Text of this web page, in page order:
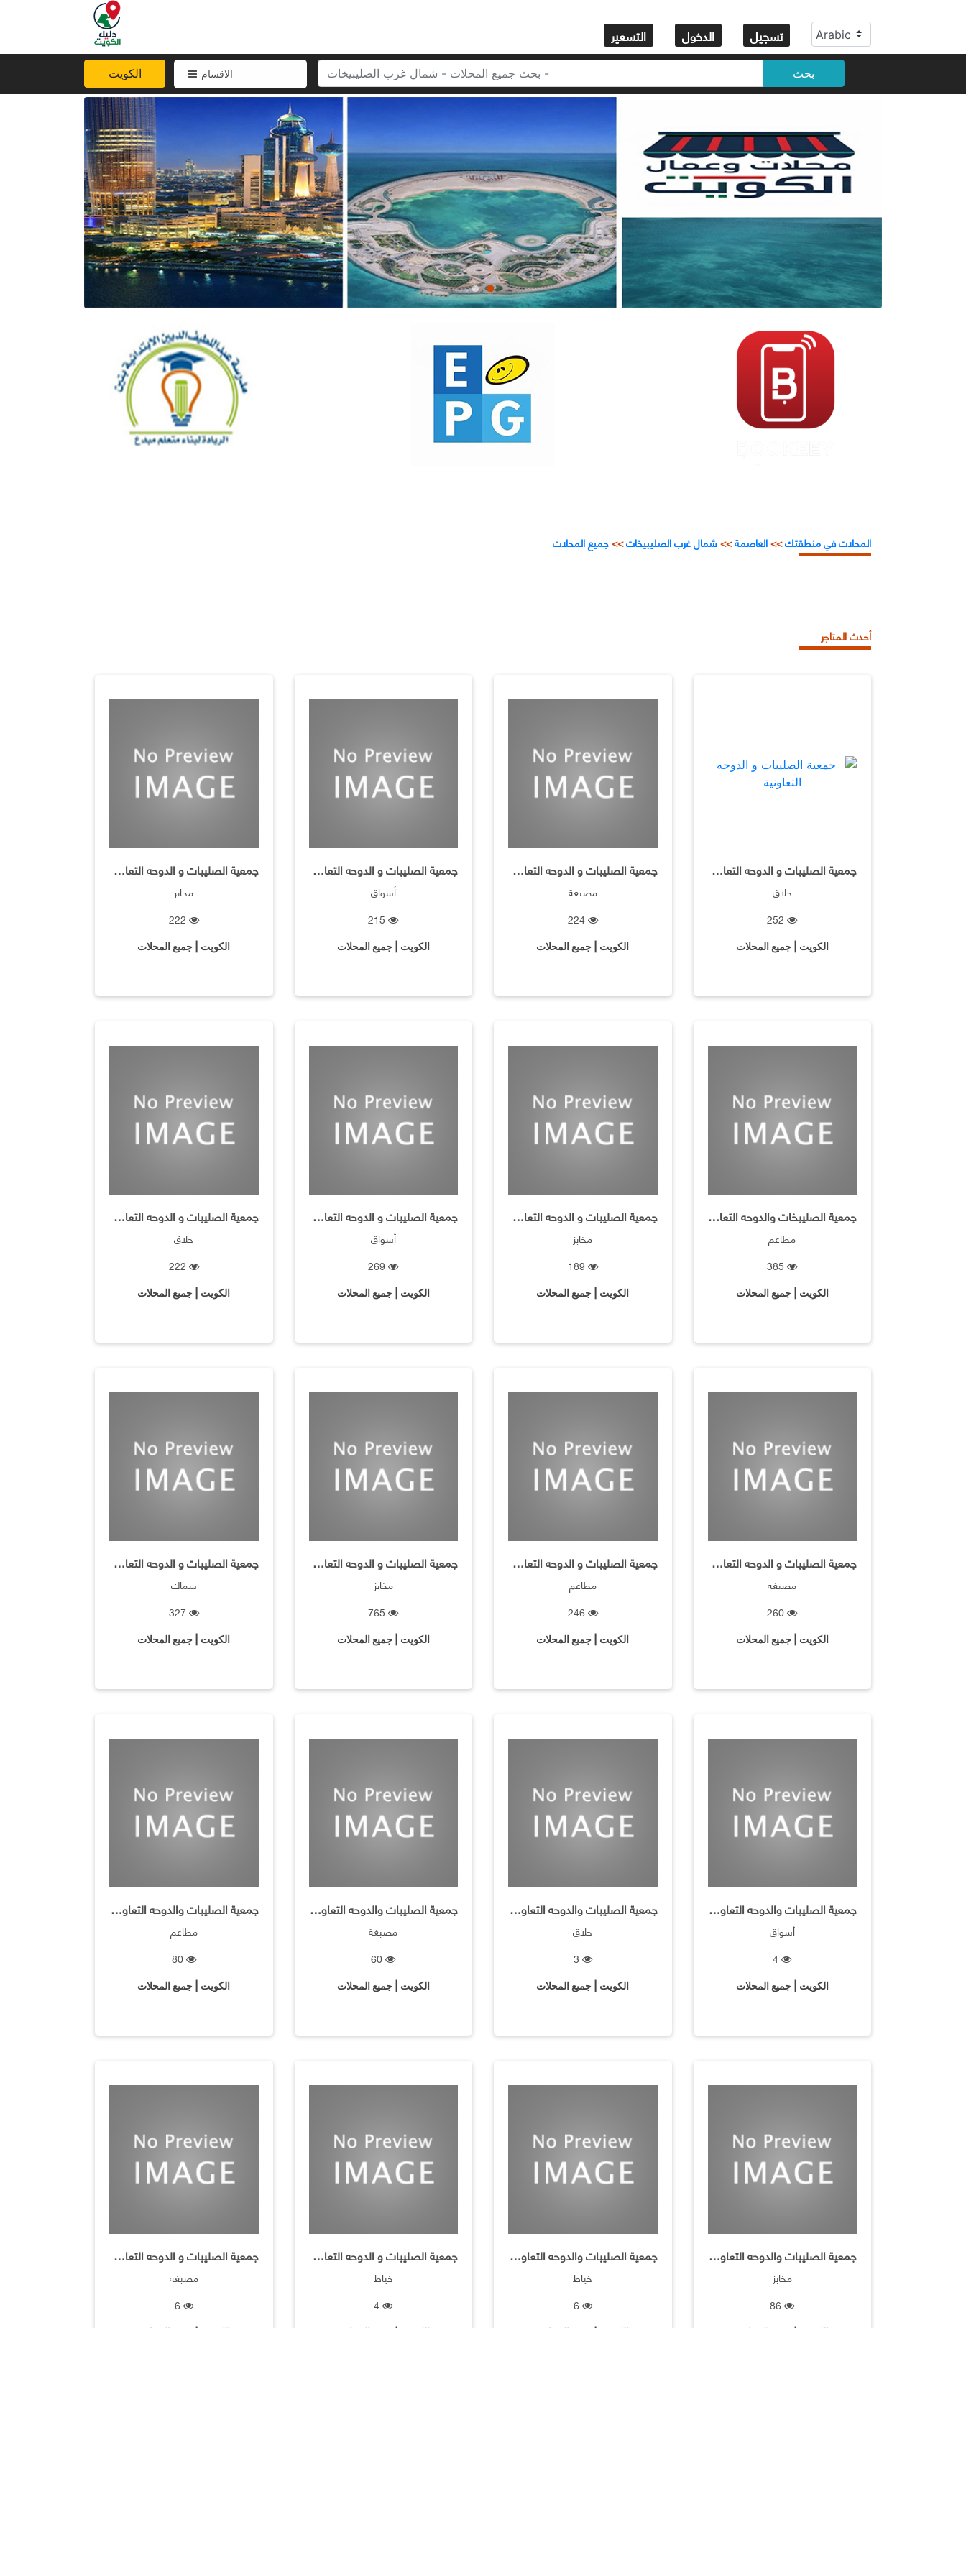
التسعير الدخول تسجيل
الكويت الاقسام بحث
المحلات في منطقتك>>العاصمة>>شمال غرب الصليبيخات>>جميع المحلات
أحدث المتاجر
جمعية الصليبات و الدوحه التعاونية
حلاق
252
الكويت | جميع المحلات
جمعية الصليبات و الدوحه التعاونية
مصبغة
224
الكويت | جميع المحلات
جمعية الصليبات و الدوحه التعاونية
أسواق
215
الكويت | جميع المحلات
جمعية الصليبات و الدوحه التعاونية
مخابز
الكويت | جميع المحلات
جمعية الصليبخات والدوحه التعاونيه
مطاعم
385
الكويت | جميع المحلات
جمعية الصليبات و الدوحه التعاونية
مخابز
الكويت | جميع المحلات
جمعية الصليبات و الدوحه التعاونية / سوق مركزي مصغر )الف
أسواق
269
الكويت | جميع المحلات
جمعية الصليبات و الدوحه التعاونية / حلاقة للرجال
حلاق
الكويت | جميع المحلات
جمعية الصليبات و الدوحه التعاونية / غسيل وكوي على البخا
مصبغة
260
الكويت | جميع المحلات
جمعية الصليبات و الدوحه التعاونية / مأكولات خفيفة
مطاعم
246
الكويت | جميع المحلات
جمعية الصليبات و الدوحه التعاونية / حلويات ومعجنات
مخابز
765
الكويت | جميع المحلات
جمعية الصليبات و الدوحه التعاونية / الأسماك
سماك
الكويت | جميع المحلات
جمعية الصليبات والدوحه التعاونية / سوق مركزي مصغر )الفر
أسواق
4
الكويت | جميع المحلات
جمعية الصليبات والدوحه التعاونية / حلاقة للرجال
حلاق
الكويت | جميع المحلات
جمعية الصليبات والدوحه التعاونية / غسيل وكوي على البخا
مصبغة
60
الكويت | جميع المحلات
جمعية الصليبات والدوحه التعاونية / مأكولات خفيفة
مطاعم
80
الكويت | جميع المحلات
جمعية الصليبات والدوحه التعاونية / حلويات ومعجنات
مخابز
86
الكويت | جميع المحلات
جمعية الصليبات والدوحه التعاونية / خياطة ملابس للسيدات
خياط
6
الكويت | جميع المحلات
جمعية الصليبات و الدوحه التعاونية
خياط
4
الكويت | جميع المحلات
جمعية الصليبات و الدوحه التعاونية
مصبغة
6
الكويت | جميع المحلات